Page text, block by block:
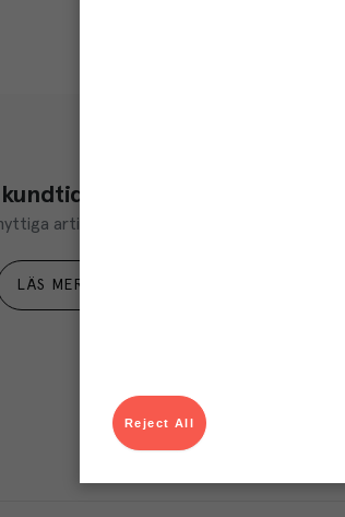
artiklar och ta del av aktuella kampanjer.
LÄS MER
Reject All